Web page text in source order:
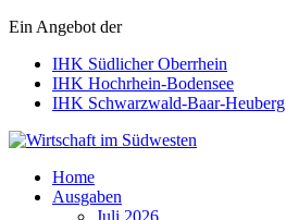
Ein Angebot der
IHK Südlicher Oberrhein
IHK Hochrhein-Bodensee
IHK Schwarzwald-Baar-Heuberg
Wirtschaft im Südwesten
Home
Ausgaben
Juli 2026